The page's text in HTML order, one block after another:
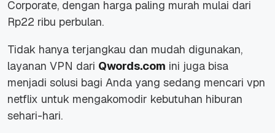
Corporate, dengan harga paling murah mulai dari
Rp22 ribu perbulan.
Tidak hanya terjangkau dan mudah digunakan,
layanan VPN dari Qwords.com ini juga bisa
menjadi solusi bagi Anda yang sedang mencari vpn
netflix untuk mengakomodir kebutuhan hiburan
sehari-hari.